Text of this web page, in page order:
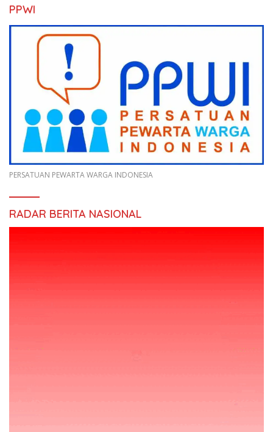
PPWI
PERSATUAN PEWARTA WARGA INDONESIA
RADAR BERITA NASIONAL